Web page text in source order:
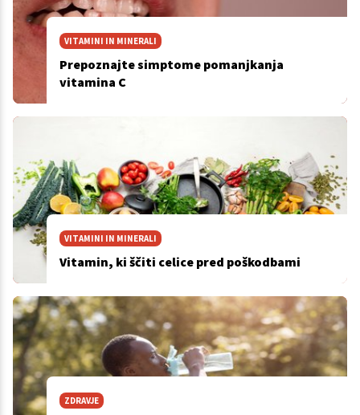
VITAMINI IN MINERALI
Prepoznajte simptome pomanjkanja
vitamina C
VITAMINI IN MINERALI
Vitamin, ki ščiti celice pred poškodbami
ZDRAVJE